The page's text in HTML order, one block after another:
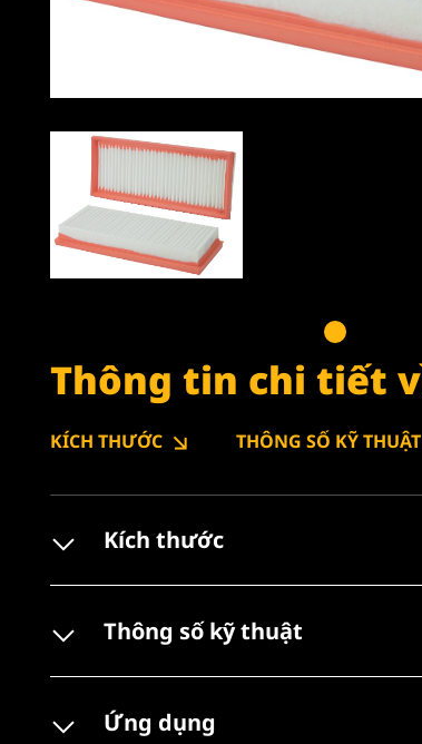
Thông tin chi tiết
KÍCH THƯỚC THÔNG SỐ KỸ THUẬT
Kích thước
Thông số kỹ thuật
Ứng dụng